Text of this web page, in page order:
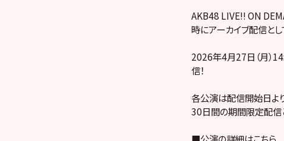
AKB48 LIVE!! ON
時にアーカイブ配信とし
2026年4月27日（月）
信！
各公演は配信開始日より
30日間の期間限定配信
■公演の詳細はこちら